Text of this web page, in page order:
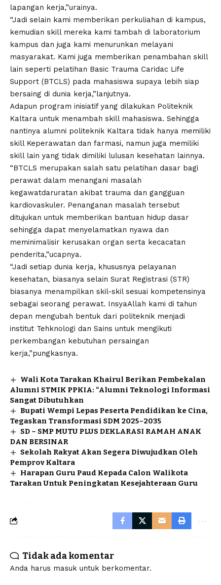
lapangan kerja,”urainya.
“Jadi selain kami memberikan perkuliahan di kampus,
kemudian skill mereka kami tambah di laboratorium
kampus dan juga kami menurunkan melayani
masyarakat. Kami juga memberikan penambahan skill
lain seperti pelatihan Basic Trauma Caridac Life
Support (BTCLS) pada mahasiswa supaya lebih siap
bersaing di dunia kerja,”lanjutnya.
Adapun program inisiatif yang dilakukan Politeknik
Kaltara untuk menambah skill mahasiswa. Sehingga
nantinya alumni politeknik Kaltara tidak hanya memiliki
skill Keperawatan dan farmasi, namun juga memiliki
skill lain yang tidak dimiliki lulusan kesehatan lainnya.
“BTCLS merupakan salah satu pelatihan dasar bagi
perawat dalam menangani masalah
kegawatdaruratan akibat trauma dan gangguan
kardiovaskuler. Penanganan masalah tersebut
ditujukan untuk memberikan bantuan hidup dasar
sehingga dapat menyelamatkan nyawa dan
meminimalisir kerusakan organ serta kecacatan
penderita,”ucapnya.
“Jadi setiap dunia kerja, khususnya pelayanan
kesehatan, biasanya selain Surat Registrasi (STR)
biasanya menampilkan skil-skil sesuai kompetensinya
sebagai seorang perawat. InsyaAllah kami di tahun
depan mengubah bentuk dari politeknik menjadi
institut Tehknologi dan Sains untuk mengikuti
perkembangan kebutuhan persaingan
kerja,”pungkasnya.
Wali Kota Tarakan Khairul Berikan Pembekalan
Alumni STMIK PPKIA: “Alumni Teknologi Informasi
Sangat Dibutuhkan
Bupati Wempi Lepas Peserta Pendidikan ke Cina,
Tegaskan Transformasi SDM 2025–2035
SD – SMP MUTU PLUS DEKLARASI RAMAH ANAK
DAN BERSINAR
Sekolah Rakyat Akan Segera Diwujudkan Oleh
Pemprov Kaltara
Harapan Guru Paud Kepada Calon Walikota
Tarakan Untuk Peningkatan Kesejahteraan Guru
Tidak ada komentar
Anda harus masuk untuk berkomentar.